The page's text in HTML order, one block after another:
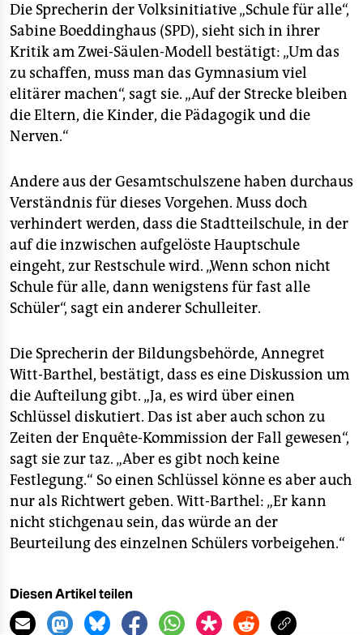
Die Sprecherin der Volksinitiative „Schule für alle“,
Sabine Boeddinghaus (SPD), sieht sich in ihrer
Kritik am Zwei-Säulen-Modell bestätigt: „Um das
zu schaffen, muss man das Gymnasium viel
elitärer machen“, sagt sie. „Auf der Strecke bleiben
die Eltern, die Kinder, die Pädagogik und die
Nerven.“
Andere aus der Gesamtschulszene haben durchaus
Verständnis für dieses Vorgehen. Muss doch
verhindert werden, dass die Stadtteilschule, in der
auf die inzwischen aufgelöste Hauptschule
eingeht, zur Restschule wird. „Wenn schon nicht
Schule für alle, dann wenigstens für fast alle
Schüler“, sagt ein anderer Schulleiter.
Die Sprecherin der Bildungsbehörde, Annegret
Witt-Barthel, bestätigt, dass es eine Diskussion um
die Aufteilung gibt. „Ja, es wird über einen
Schlüssel diskutiert. Das ist aber auch schon zu
Zeiten der Enquête-Kommission der Fall gewesen“,
sagt sie zur taz. „Aber es gibt noch keine
Festlegung.“ So einen Schlüssel könne es aber auch
nur als Richtwert geben. Witt-Barthel: „Er kann
nicht stichgenau sein, das würde an der
Beurteilung des einzelnen Schülers vorbeigehen.“
Diesen Artikel teilen